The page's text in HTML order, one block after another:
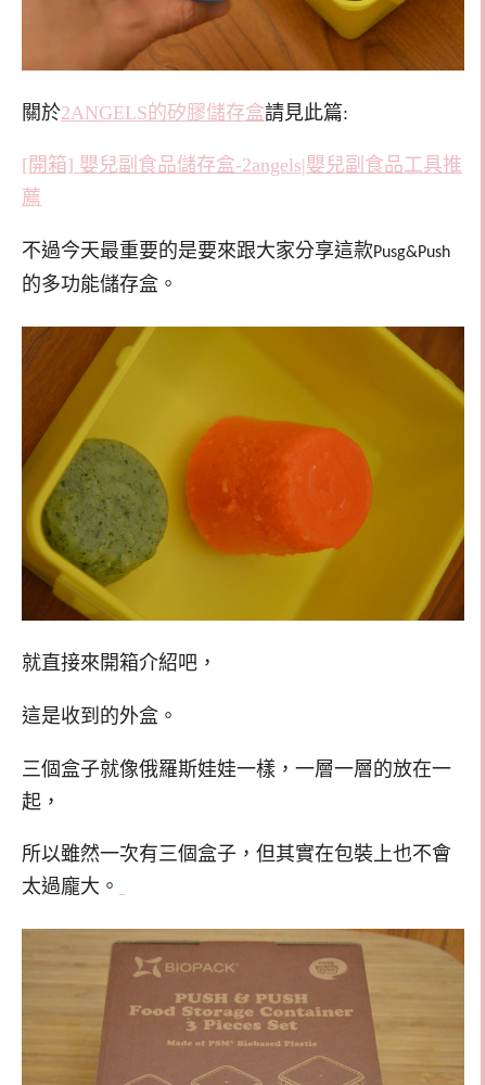
關於2ANGELS的矽膠儲存盒請見此篇:
[開箱] 嬰兒副食品儲存盒-2angels|嬰兒副食品工具推
薦
不過今天最重要的是要來跟大家分享這款Pusg&Push
的多功能儲存盒。
就直接來開箱介紹吧，
這是收到的外盒。
三個盒子就像俄羅斯娃娃一樣，一層一層的放在一
起，
所以雖然一次有三個盒子，但其實在包裝上也不會
太過龐大。